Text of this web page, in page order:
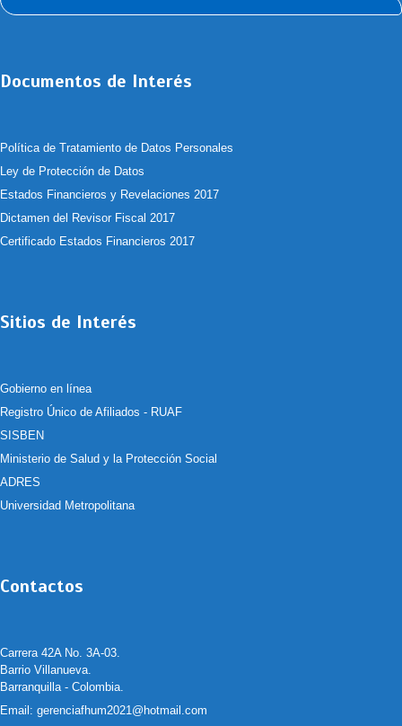
Documentos de Interés
Política de Tratamiento de Datos Personales
Ley de Protección de Datos
Estados Financieros y Revelaciones 2017
Dictamen del Revisor Fiscal 2017
Certificado Estados Financieros 2017
Sitios de Interés
Gobierno en línea
Registro Único de Afiliados - RUAF
SISBEN
Ministerio de Salud y la Protección Social
ADRES
Universidad Metropolitana
Contactos
Carrera 42A No. 3A-03.
Barrio Villanueva.
Barranquilla - Colombia.
Email: gerenciafhum2021@hotmail.com